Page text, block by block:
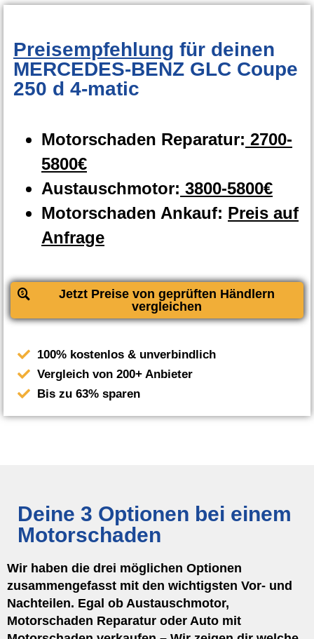
Preisempfehlung für deinen
MERCEDES-BENZ GLC Coupe
250 d 4-matic
Motorschaden Reparatur: 2700-
5800€
Austauschmotor: 3800-5800€
Motorschaden Ankauf: Preis auf
Anfrage
Jetzt Preise von geprüften Händlern
vergleichen
100% kostenlos & unverbindlich
Vergleich von 200+ Anbieter
Bis zu 63% sparen
Deine 3 Optionen bei einem
Motorschaden
Wir haben die drei möglichen Optionen
zusammengefasst mit den wichtigsten Vor- und
Nachteilen. Egal ob Austauschmotor,
Motorschaden Reparatur oder Auto mit